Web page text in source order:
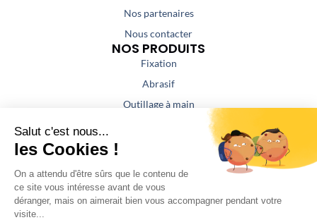
Nos partenaires
Nous contacter
NOS PRODUITS
Fixation
Abrasif
Outillage à main
NOS PRESTATIONS
Aspiration / Air comprimé